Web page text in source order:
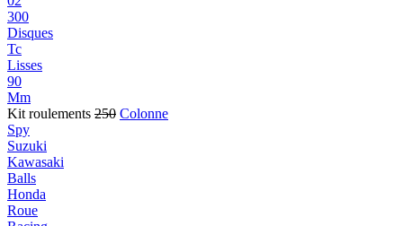
300
Disques
Tc
Lisses
90
Mm
Kit roulements 250 Colonne
Spy
Suzuki
Kawasaki
Balls
Honda
Roue